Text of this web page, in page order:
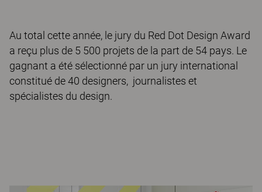
Au total cette année, le jury du Red Dot Design Award
a reçu plus de 5 500 projets de la part de 54 pays. Le
gagnant a été sélectionné par un jury international
constitué de 40 designers, journalistes et
spécialistes du design.